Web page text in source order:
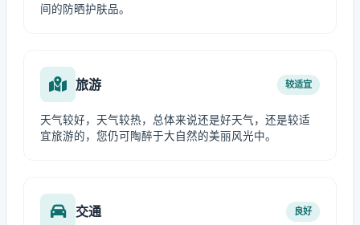
间的防晒护肤品。
旅游 较适宜
天气较好，天气较热，总体来说还是好天气，还是较适
宜旅游的，您仍可陶醉于大自然的美丽风光中。
交通 良好